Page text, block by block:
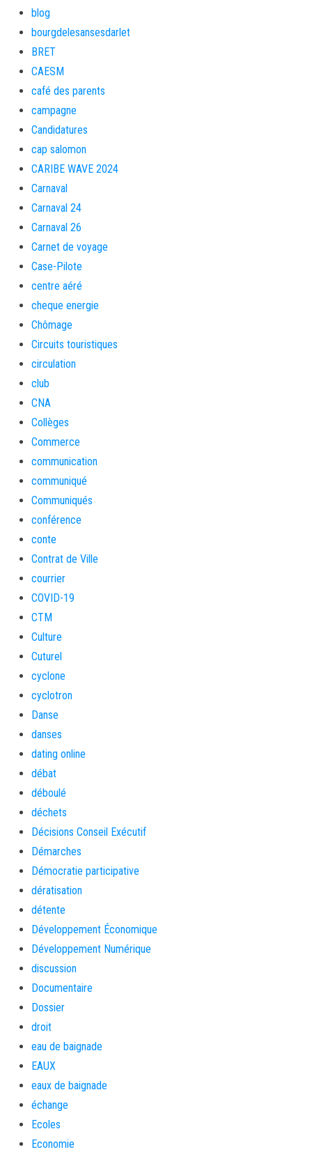
blog
bourgdelesansesdarlet
BRET
CAESM
café des parents
campagne
Candidatures
cap salomon
CARIBE WAVE 2024
Carnaval
Carnaval 24
Carnaval 26
Carnet de voyage
Case-Pilote
centre aéré
cheque energie
Chômage
Circuits touristiques
circulation
club
CNA
Collèges
Commerce
communication
communiqué
Communiqués
conférence
conte
Contrat de Ville
courrier
COVID-19
CTM
Culture
Cuturel
cyclone
cyclotron
Danse
danses
dating online
débat
déboulé
déchets
Décisions Conseil Exécutif
Démarches
Démocratie participative
dératisation
détente
Développement Économique
Développement Numérique
discussion
Documentaire
Dossier
droit
eau de baignade
EAUX
eaux de baignade
échange
Ecoles
Economie